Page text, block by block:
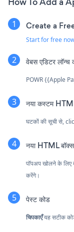
Create a
Start for free
वेबस एडिटर लॉन्च
POWR {{Apple
नया कस्टम
घटकों की सूची से,
नया HTML बॉक्स
पॉपअप खोलने के लिए
करेंगे।
पेस्ट कोड
चिपकाएँयह सटीक